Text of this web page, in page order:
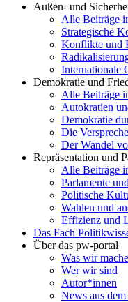
Außen- und
Alle Beiträge
Strategische
Konflikte und
Internationale
Demokratie und
Alle Beiträge
Autokratien
Demokratie
Die
Der Wandel
Repräsentation und
Alle Beiträge
Parlamente
Politische
Wahlen und
Effizienz und
Das Fach
Über das pw-portal
Was wir
Wer wir sind
Autor*innen
News aus